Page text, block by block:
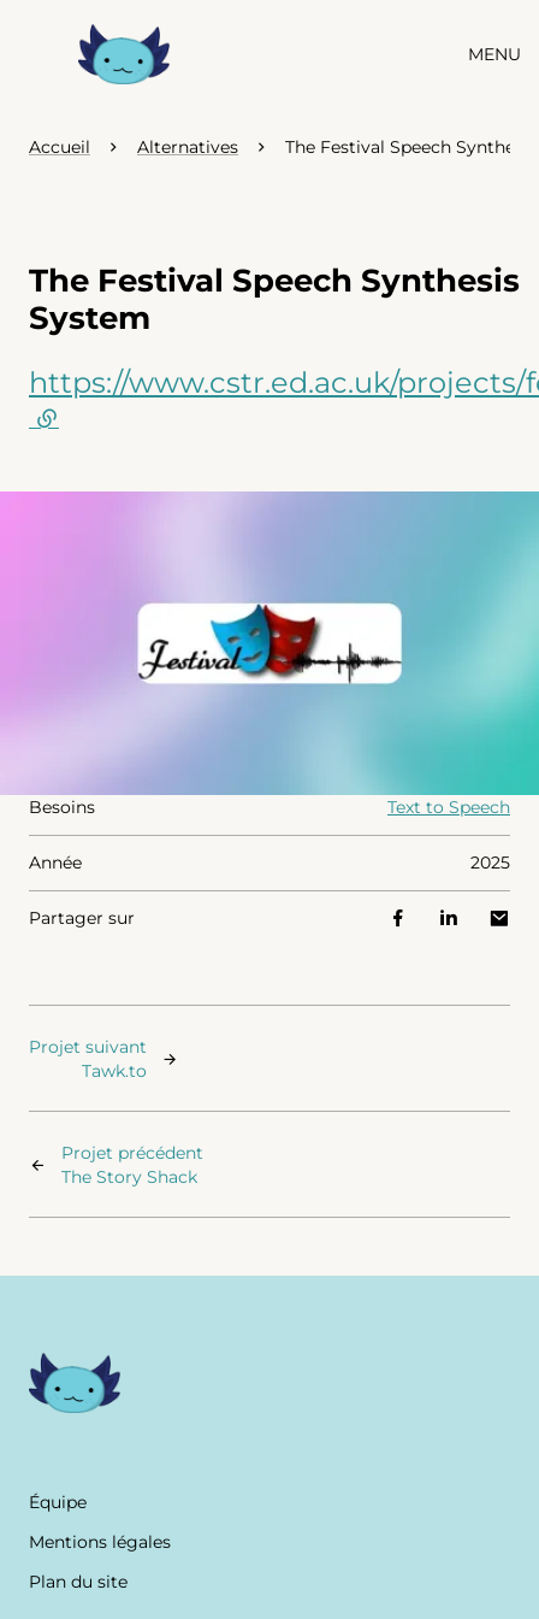
MENU
Accueil Alternatives The Festival Speech
The Festival Speech Synthesis
System
https://www.cstr.ed.ac.uk/projects/
(lien externe)
Besoins Text to Speech
Année 2025
Partager sur
Projet précédent
The Story Shack
Projet suivant
Tawk.to
Équipe
Mentions légales
Plan du site